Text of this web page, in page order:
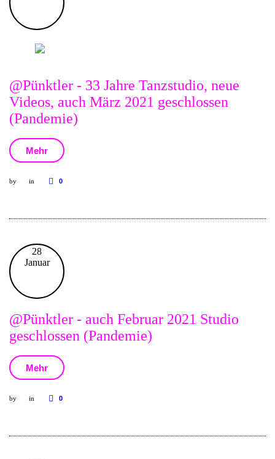
@Pünktler - 33 Jahre Tanzstudio, neue
Videos, auch März 2021 geschlossen
(Pandemie)
Mehr
by in 0
28
Januar
@Pünktler - auch Februar 2021 Studio
geschlossen (Pandemie)
Mehr
by in 0